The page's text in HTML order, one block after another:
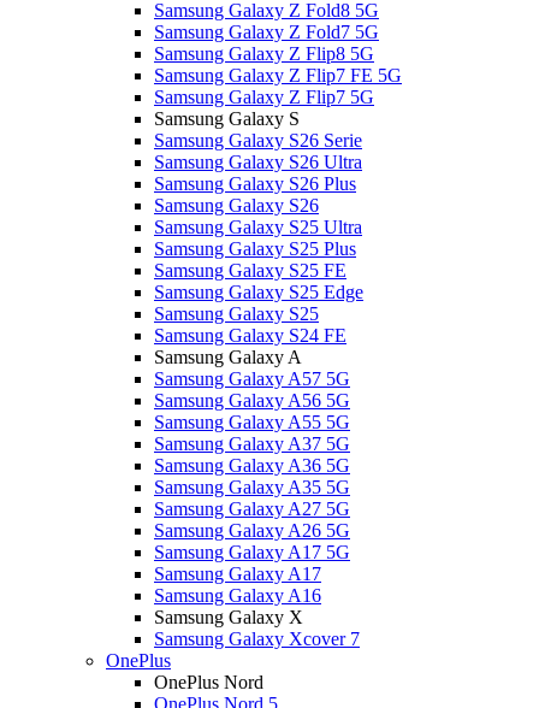
Samsung Galaxy Z Fold8 5G
Samsung Galaxy Z Fold7 5G
Samsung Galaxy Z Flip8 5G
Samsung Galaxy Z Flip7 FE 5G
Samsung Galaxy Z Flip7 5G
Samsung Galaxy S
Samsung Galaxy S26 Serie
Samsung Galaxy S26 Ultra
Samsung Galaxy S26 Plus
Samsung Galaxy S26
Samsung Galaxy S25 Ultra
Samsung Galaxy S25 Plus
Samsung Galaxy S25 FE
Samsung Galaxy S25 Edge
Samsung Galaxy S25
Samsung Galaxy S24 FE
Samsung Galaxy A
Samsung Galaxy A57 5G
Samsung Galaxy A56 5G
Samsung Galaxy A55 5G
Samsung Galaxy A37 5G
Samsung Galaxy A36 5G
Samsung Galaxy A35 5G
Samsung Galaxy A27 5G
Samsung Galaxy A26 5G
Samsung Galaxy A17 5G
Samsung Galaxy A17
Samsung Galaxy A16
Samsung Galaxy X
Samsung Galaxy Xcover 7
OnePlus
OnePlus Nord
OnePlus Nord 5